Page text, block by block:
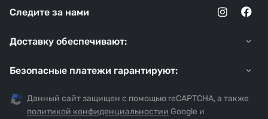
Следите за нами
Доставку обеспечивают:
Безопасные платежи гарантируют:
Данный сайт защищен с помощью reCAPTCHA, а также
политикой конфиденциальностии Google и